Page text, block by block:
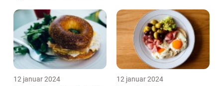
verden
12 januar 2024 12 januar 2024